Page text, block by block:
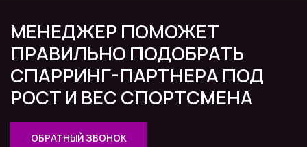
МЕНЕДЖЕР ПОМОЖЕТ
ПРАВИЛЬНО ПОДОБРАТЬ
СПАРРИНГ-ПАРТНЕРА ПОД
РОСТ И ВЕС СПОРТСМЕНА
ОБРАТНЫЙ ЗВОНОК